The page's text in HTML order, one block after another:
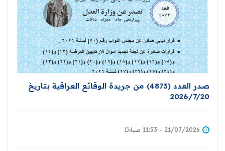
صدر العدد (4873) من جريدة الوقائع العراقية بتاريخ
2026/7/20
21/07/2026 - 11:53 صباحًا